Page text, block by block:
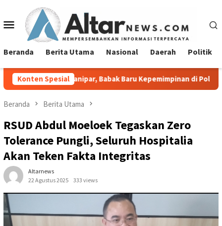
konten Menu
Mobile
Beranda Berita Utama Nasional Daerah Politik
Konten Spesial
Babak Baru Kepemimpinan di Polresta Bandar Lampung
Beranda Berita Utama
RSUD Abdul Moeloek Tegaskan Zero
Tolerance Pungli, Seluruh Hospitalia
Akan Teken Fakta Integritas
Altarnews
22 Agustus 2025
333 views